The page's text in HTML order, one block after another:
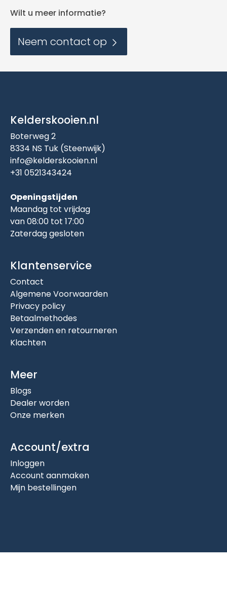
Wilt u meer informatie?
Neem contact op
Kelderskooien.nl
Boterweg 2
8334 NS Tuk (Steenwijk)
info@kelderskooien.nl
+31 0521343424
Openingstijden
Maandag tot vrijdag
van 08:00 tot 17:00
Zaterdag gesloten
Klantenservice
Contact
Algemene Voorwaarden
Privacy policy
Betaalmethodes
Verzenden en retourneren
Klachten
Meer
Blogs
Dealer worden
Onze merken
Account/extra
Inloggen
Account aanmaken
Mijn bestellingen